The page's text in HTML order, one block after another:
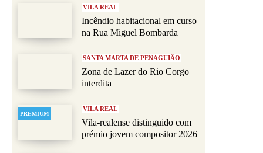
VILA REAL
Incêndio habitacional em curso
na Rua Miguel Bombarda
SANTA MARTA DE PENAGUIÃO
Zona de Lazer do Rio Corgo
interdita
PREMIUM
VILA REAL
Vila-realense distinguido com
prémio jovem compositor 2026